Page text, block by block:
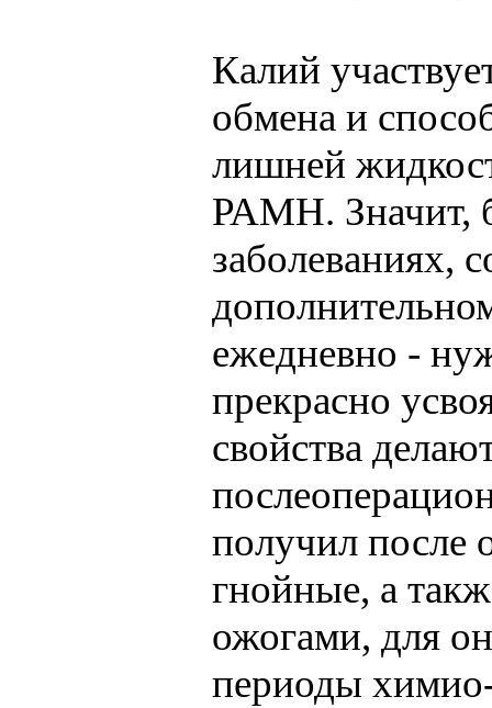
Калий
обмена и
лишней
РАМН. Значит,
заболеваниях,
ежедневно -
прекрасно
свойства
получил после
гнойные, а
ожогами, для
периоды